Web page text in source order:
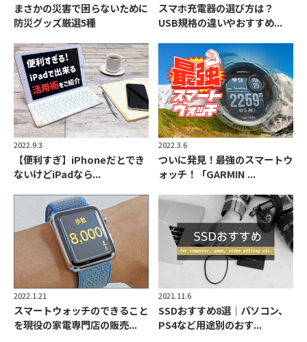
まさかの災害で困らないために
防災グッズ厳選5種
スマホ充電器の選び方は？
USB規格の違いやおすすめ...
2022.9.3
【便利すぎ】iPhoneだとでき
ないけどiPadなら...
2022.3.6
ついに発見！最強のスマートウ
ォッチ！「GARMIN ...
2022.1.21
スマートウォッチのできること
を現役の家電専門店の販売...
2021.11.6
SSDおすすめ8選｜パソコン、
PS4など用途別のおす...